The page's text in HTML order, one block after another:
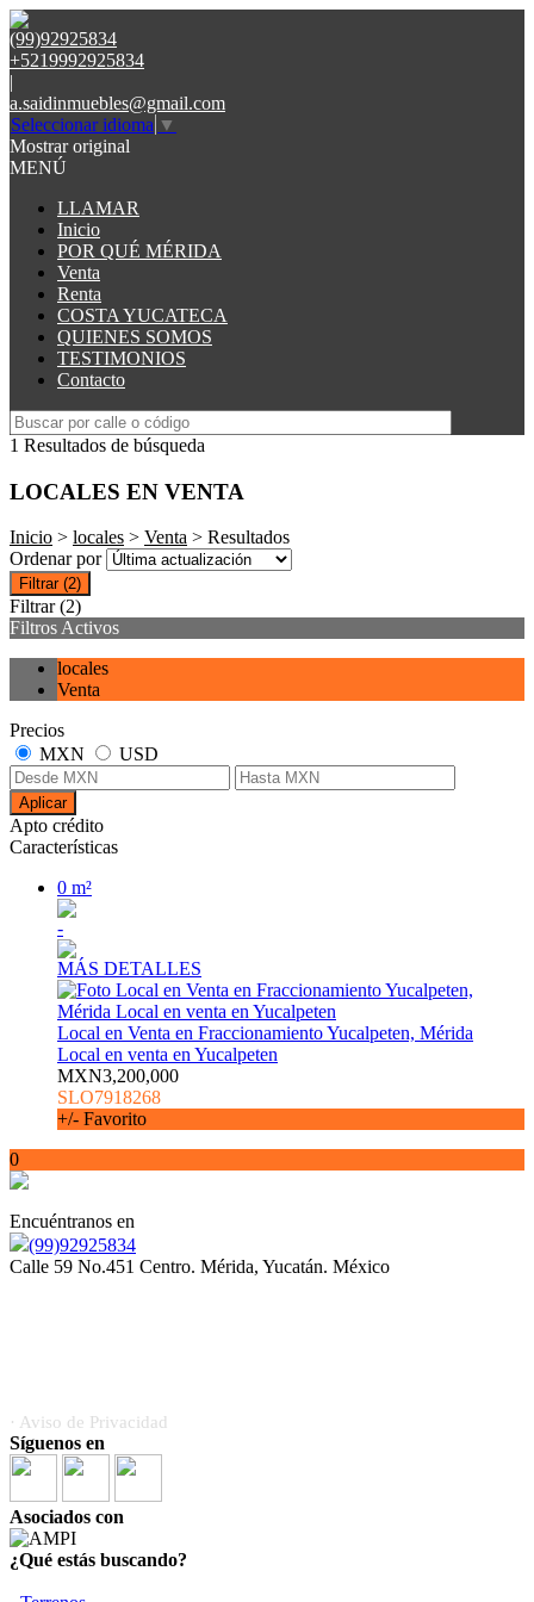
(99)92925834
+5219992925834
|
a.saidinmuebles@gmail.com
Seleccionar idioma ▼
Mostrar original
MENÚ
LLAMAR
Inicio
POR QUÉ MÉRIDA
Venta
Renta
COSTA YUCATECA
QUIENES SOMOS
TESTIMONIOS
Contacto
1 Resultados de búsqueda
LOCALES EN VENTA
Inicio > locales > Venta > Resultados
Ordenar por
Filtrar (2)
Filtrar (2)
Filtros Activos
locales
Venta
Precios
MXN
USD
Aplicar
Apto crédito
Características
0 m²
-
MÁS DETALLES
Local en Venta en Fraccionamiento Yucalpeten, Mérida
Local en venta en Yucalpeten
MXN3,200,000
SLO7918268
+/- Favorito
0
Encuéntranos en
(99)92925834
Calle 59 No.451 Centro. Mérida, Yucatán. México
· Aviso de Privacidad
Síguenos en
Asociados con
¿Qué estás buscando?